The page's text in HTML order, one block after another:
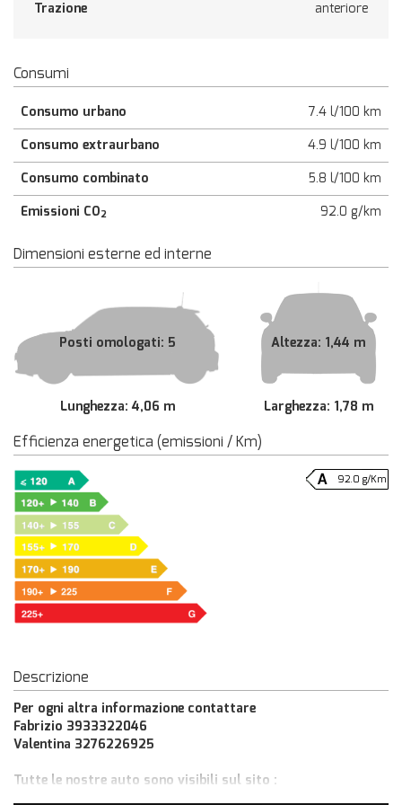
Trazione anteriore
Consumi
Consumo urbano
7.4 l/100 km
Consumo extraurbano
4.9 l/100 km
Consumo combinato
5.8 l/100 km
Emissioni CO2 92.0 g/km
Dimensioni esterne ed interne
Posti omologati: 5
Lunghezza: 4,06 m
Altezza: 1,44 m
Larghezza: 1,78 m
Efficienza energetica (emissioni / Km)
92.0 g/Km
Descrizione
Per ogni altra informazione contattare
Fabrizio 3933322046
Valentina 3276226925
Tutte le nostre auto sono visibili sul sito :